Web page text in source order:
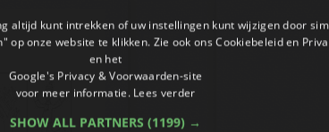
altijd kunt intrekken of uw instellingen kunt wijzigen door
op onze website te klikken. Zie ook ons ​​Cookiebeleid en
en het
Google's Privacy & Voorwaarden-site
voor meer informatie. Lees verder
SHOW ALL PARTNERS (1199) →